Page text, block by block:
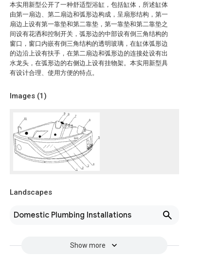
本实用新型公开了一种舒适型浴缸，包括缸体，所述缸体
由第一扇边、第二扇边和弧形边构成，呈扇形结构，第一
扇边上设有第一靠垫和第二靠垫，第一靠垫和第二靠垫之
间设有花洒和控制开关，弧形边的中部设有倒三角结构的
窗口，窗口内嵌有倒三角结构的透明玻璃，在缸体弧形边
的边沿上设有扶手，在第二扇边和弧形边的连接处设有出
水龙头，在弧形边的右侧边上设有挂物架。本实用新型具
有设计合理、使用方便的特点。
Images (1)
Landscapes
Domestic Plumbing Installations
Show more